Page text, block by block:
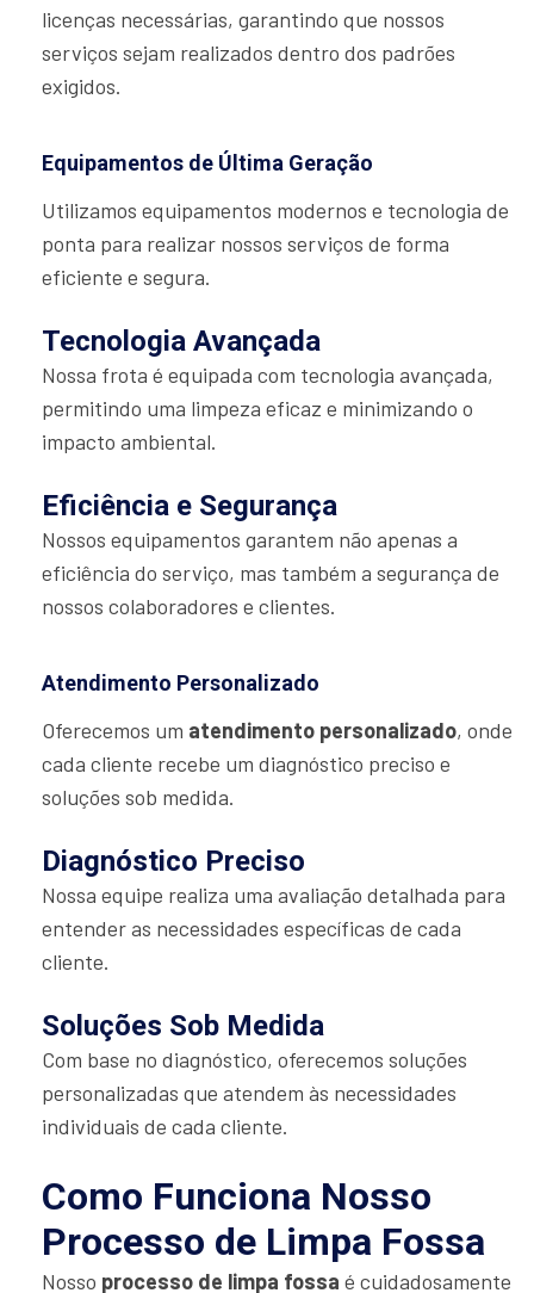
licenças necessárias, garantindo que nossos
serviços sejam realizados dentro dos padrões
exigidos.
Equipamentos de Última Geração
Utilizamos equipamentos modernos e tecnologia de
ponta para realizar nossos serviços de forma
eficiente e segura.
Tecnologia Avançada
Nossa frota é equipada com tecnologia avançada,
permitindo uma limpeza eficaz e minimizando o
impacto ambiental.
Eficiência e Segurança
Nossos equipamentos garantem não apenas a
eficiência do serviço, mas também a segurança de
nossos colaboradores e clientes.
Atendimento Personalizado
Oferecemos um atendimento personalizado, onde
cada cliente recebe um diagnóstico preciso e
soluções sob medida.
Diagnóstico Preciso
Nossa equipe realiza uma avaliação detalhada para
entender as necessidades específicas de cada
cliente.
Soluções Sob Medida
Com base no diagnóstico, oferecemos soluções
personalizadas que atendem às necessidades
individuais de cada cliente.
Como Funciona Nosso
Processo de Limpa Fossa
Nosso processo de limpa fossa é cuidadosamente